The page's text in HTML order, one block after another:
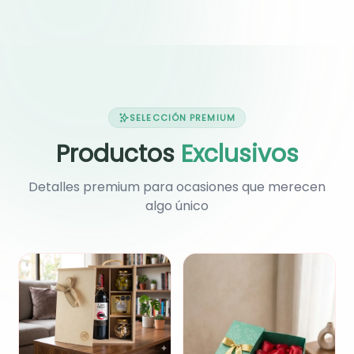
SELECCIÓN PREMIUM
Productos Exclusivos
Detalles premium para ocasiones que merecen
algo único